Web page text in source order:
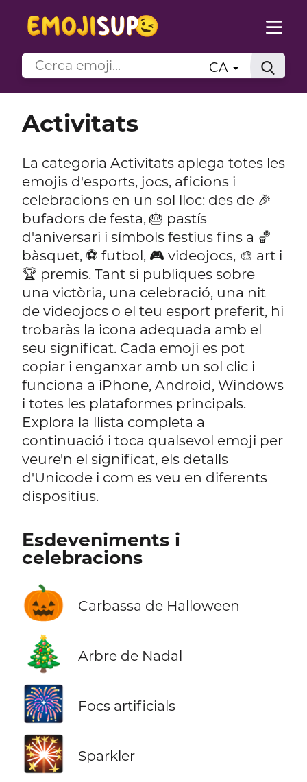
CA
Activitats
La categoria Activitats aplega totes les
emojis d'esports, jocs, aficions i
celebracions en un sol lloc: des de 🎉
bufadors de festa, 🎂 pastís
d'aniversari i símbols festius fins a 🏀
bàsquet, ⚽ futbol, 🎮 videojocs, 🎨 art i
🏆 premis. Tant si publiques sobre
una victòria, una celebració, una nit
de videojocs o el teu esport preferit, hi
trobaràs la icona adequada amb el
seu significat. Cada emoji es pot
copiar i enganxar amb un sol clic i
funciona a iPhone, Android, Windows
i totes les plataformes principals.
Explora la llista completa a
continuació i toca qualsevol emoji per
veure'n el significat, els detalls
d'Unicode i com es veu en diferents
dispositius.
Esdeveniments i
celebracions
🎃 Carbassa de Halloween
🎄 Arbre de Nadal
🎆 Focs artificials
🎇 Sparkler